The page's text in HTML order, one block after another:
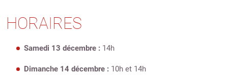
HORAIRES
Samedi 13 décembre : 14h
Dimanche 14 décembre : 10h et 14h